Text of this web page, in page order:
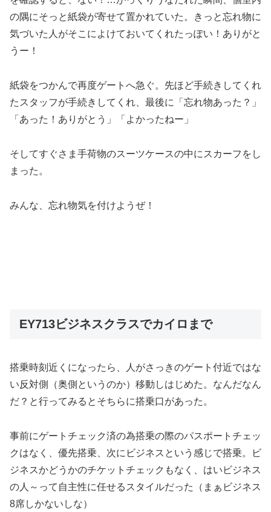
の隅にそっと紙袋が寄せて置かれていた。きっと忘れ物に
気づいた人がそこによけておいてくれたっぽい！ありがと
うー！
紙袋をつかんで再度ゲートへ急ぐ。先ほど手続きしてくれ
たスタッフが手続きしてくれ、最後に「忘れ物あった？」
「あった！ありがとう」「よかったねー」
そしてすぐさま手荷物のスーツケースの中にスカーフをし
まった。
みんな、忘れ物気を付けようぜ！
EY713ビジネスクラスでカイロまで
搭乗時刻近くになったら、人がさっきのゲート付近ではな
い反対側（奥側というのか）移動しはじめた。なんだなん
だ？と行ってみるとそちらに搭乗口があった。
事前にゲートチェック済の為搭乗の際のパスポートチェッ
クはなく、優先搭乗、次にビジネスという感じで搭乗。ビ
ジネスかどうかのチケットチェックもなく、はいビジネス
の人～って自主性に任せるスタイルだった（まぁビジネス
8席しかないしな）